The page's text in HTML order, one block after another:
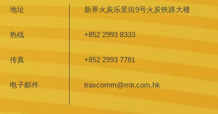
地址 新界火炭乐景街9号火炭铁路大楼
热线 +852 2993 8333
传真 +852 2993 7781
电子邮件 traxcomm@mtr.com.hk